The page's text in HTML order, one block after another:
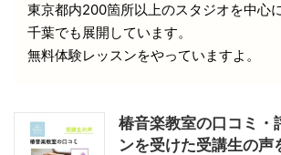
東京都内200箇所以上のスタジオを中心
千葉でも展開しています。
無料体験レッスンをやっていますよ。
椿音楽教室の口コミ・
ンを受けた受講生の声